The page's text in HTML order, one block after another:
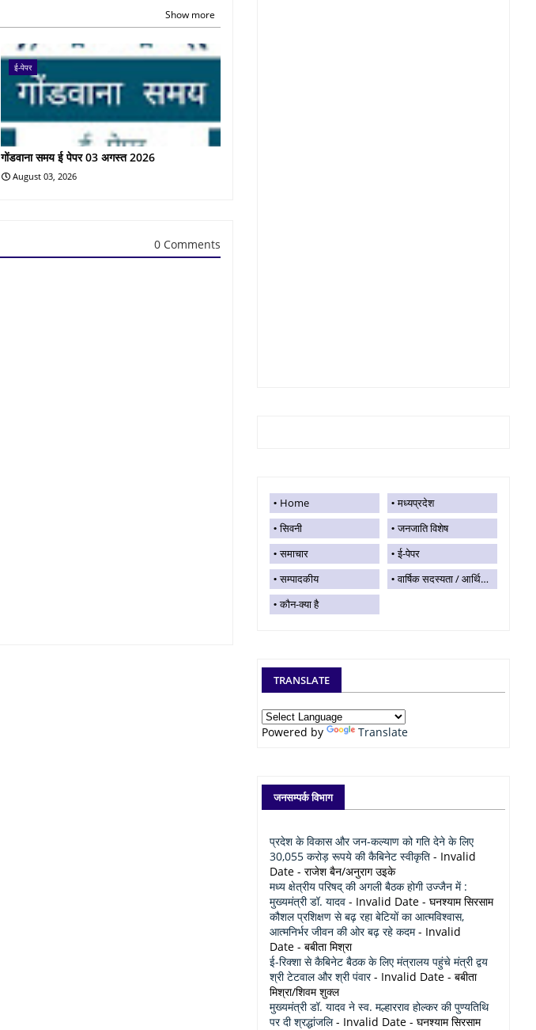
Show more
ई-पेपर
गोंडवाना समय ई पेपर 03 अगस्त 2026
August 03, 2026
0 Comments
Home
मध्यप्रदेश
सिवनी
जनजाति विशेष
समाचार
ई-पेपर
सम्पादकीय
वार्षिक सदस्यता / आर्थिक सहयोग
कौन-क्या है
TRANSLATE
Powered by Translate
जनसम्पर्क विभाग
प्रदेश के विकास और जन-कल्याण को गति देने के लिए
30,055 करोड़ रूपये की कैबिनेट स्वीकृति - Invalid
Date - राजेश बैन/अनुराग उइके
मध्य क्षेत्रीय परिषद् की अगली बैठक होगी उज्जैन में :
मुख्यमंत्री डॉ. यादव - Invalid Date - घनश्याम सिरसाम
कौशल प्रशिक्षण से बढ़ रहा बेटियों का आत्मविश्वास,
आत्मनिर्भर जीवन की ओर बढ़ रहे कदम- Invalid
Date - बबीता मिश्रा
ई-रिक्शा से कैबिनेट बैठक के लिए मंत्रालय पहुंचे मंत्री द्वय
श्री टेटवाल और श्री पंवार- Invalid Date - बबीता
मिश्रा/शिवम शुक्ल
मुख्यमंत्री डॉ. यादव ने स्व. मल्हारराव होल्कर की पुण्यतिथि
पर दी श्रद्धांजलि- Invalid Date - घनश्याम सिरसाम